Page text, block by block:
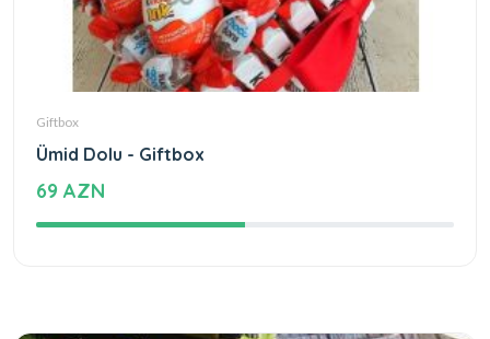
Giftbox
Ümid Dolu - Giftbox
69 AZN